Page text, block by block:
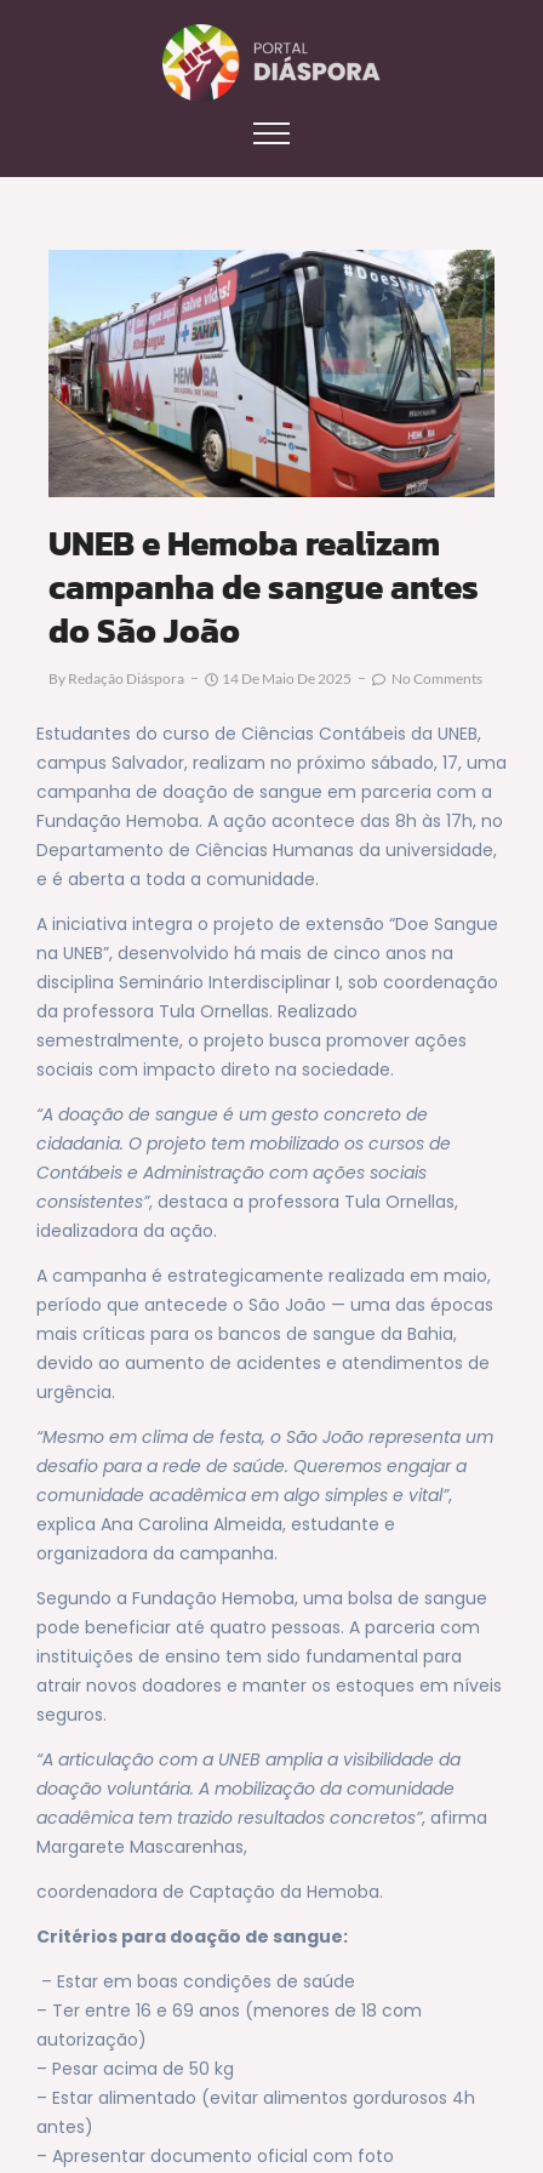
UNEB e Hemoba realizam
campanha de sangue antes
do São João
By Redação Diáspora 14 De Maio De 2025 No Comments
Estudantes do curso de Ciências Contábeis da UNEB,
campus Salvador, realizam no próximo sábado, 17, uma
campanha de doação de sangue em parceria com a
Fundação Hemoba. A ação acontece das 8h às 17h, no
Departamento de Ciências Humanas da universidade,
e é aberta a toda a comunidade.
A iniciativa integra o projeto de extensão “Doe Sangue
na UNEB”, desenvolvido há mais de cinco anos na
disciplina Seminário Interdisciplinar I, sob coordenação
da professora Tula Ornellas. Realizado
semestralmente, o projeto busca promover ações
sociais com impacto direto na sociedade.
“A doação de sangue é um gesto concreto de
cidadania. O projeto tem mobilizado os cursos de
Contábeis e Administração com ações sociais
consistentes”, destaca a professora Tula Ornellas,
idealizadora da ação.
A campanha é estrategicamente realizada em maio,
período que antecede o São João — uma das épocas
mais críticas para os bancos de sangue da Bahia,
devido ao aumento de acidentes e atendimentos de
urgência.
“Mesmo em clima de festa, o São João representa um
desafio para a rede de saúde. Queremos engajar a
comunidade acadêmica em algo simples e vital”,
explica Ana Carolina Almeida, estudante e
organizadora da campanha.
Segundo a Fundação Hemoba, uma bolsa de sangue
pode beneficiar até quatro pessoas. A parceria com
instituições de ensino tem sido fundamental para
atrair novos doadores e manter os estoques em níveis
seguros.
“A articulação com a UNEB amplia a visibilidade da
doação voluntária. A mobilização da comunidade
acadêmica tem trazido resultados concretos”, afirma
Margarete Mascarenhas,
coordenadora de Captação da Hemoba.
Critérios para doação de sangue:
– Estar em boas condições de saúde
– Ter entre 16 e 69 anos (menores de 18 com
autorização)
– Pesar acima de 50 kg
– Estar alimentado (evitar alimentos gordurosos 4h
antes)
– Apresentar documento oficial com foto